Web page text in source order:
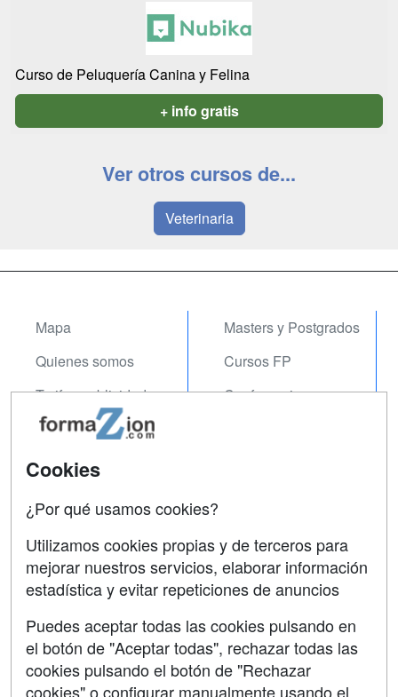
Curso de Peluquería Canina y Felina
+ info gratis
Ver otros cursos de...
Veterinaria
Mapa
Quienes somos
Tarifas publicidad
Acceso Usuarios
Acceso Centros
Masters y Postgrados
Cursos FP
Conferencias
Contactar
Confidencialidad
Aviso legal
Copyleft
Cookies
¿Por qué usamos cookies?
Utilizamos cookies propias y de terceros para
mejorar nuestros servicios, elaborar información
estadística y evitar repeticiones de anuncios
Puedes aceptar todas las cookies pulsando en
el botón de "Aceptar todas", rechazar todas las
cookies pulsando el botón de "Rechazar
cookies" o configurar manualmente usando el